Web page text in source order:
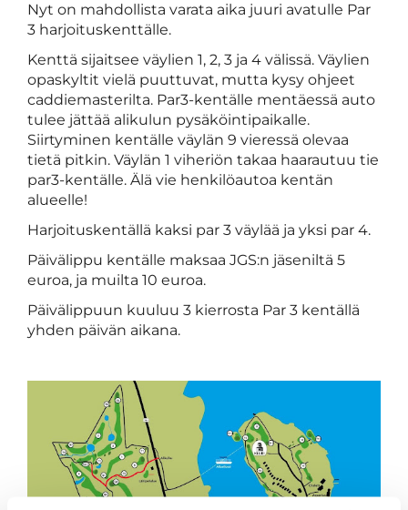
Nyt on mahdollista varata aika juuri avatulle Par
3 harjoituskenttälle.
Kenttä sijaitsee väylien 1, 2, 3 ja 4 välissä. Väylien
opaskyltit vielä puuttuvat, mutta kysy ohjeet
caddiemasterilta. Par3-kentälle mentäessä auto
tulee jättää alikulun pysäköintipaikalle.
Siirtyminen kentälle väylän 9 vieressä olevaa
tietä pitkin. Väylän 1 viheriön takaa haarautuu tie
par3-kentälle. Älä vie henkilöautoa kentän
alueelle!
Harjoituskentällä kaksi par 3 väylää ja yksi par 4.
Päivälippu kentälle maksaa JGS:n jäseniltä 5
euroa, ja muilta 10 euroa.
Päivälippuun kuuluu 3 kierrosta Par 3 kentällä
yhden päivän aikana.